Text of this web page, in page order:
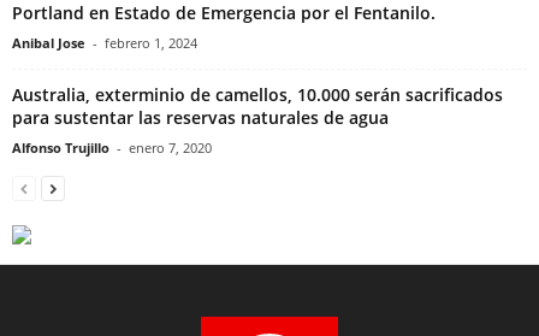
Portland en Estado de Emergencia por el Fentanilo.
Anibal Jose - febrero 1, 2024
Australia, exterminio de camellos, 10.000 serán sacrificados
para sustentar las reservas naturales de agua
Alfonso Trujillo - enero 7, 2020